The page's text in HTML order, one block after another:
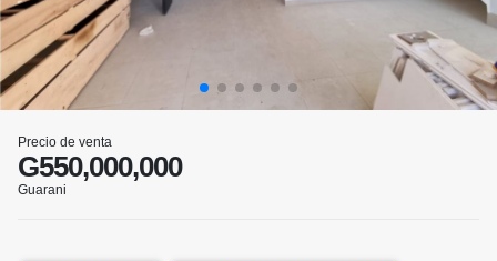
Precio de venta
G550,000,000
Guarani